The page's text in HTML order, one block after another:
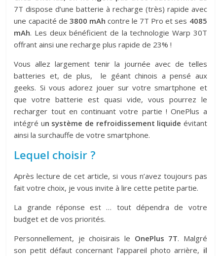
7T dispose d’une batterie à recharge (très) rapide avec
une capacité de 3800 mAh contre le 7T Pro et ses 4085
mAh. Les deux bénéficient de la technologie Warp 30T
offrant ainsi une recharge plus rapide de 23% !
Vous allez largement tenir la journée avec de telles
batteries et, de plus, le géant chinois a pensé aux
geeks. Si vous adorez jouer sur votre smartphone et
que votre batterie est quasi vide, vous pourrez le
recharger tout en continuant votre partie ! OnePlus a
intégré un système de refroidissement liquide évitant
ainsi la surchauffe de votre smartphone.
Lequel choisir ?
Après lecture de cet article, si vous n’avez toujours pas
fait votre choix, je vous invite à lire cette petite partie.
La grande réponse est … tout dépendra de votre
budget et de vos priorités.
Personnellement, je choisirais le OnePlus 7T. Malgré
son petit défaut concernant l’appareil photo arrière, il